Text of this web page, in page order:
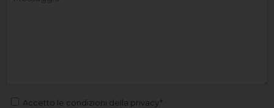
Accetto le condizioni della privacy*